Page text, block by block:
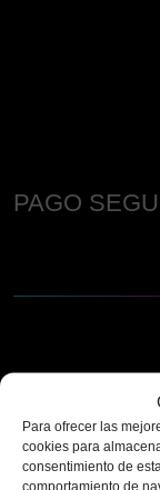
Para ofrecer las
cookies para
consentimiento de
comportamiento de
PAGO